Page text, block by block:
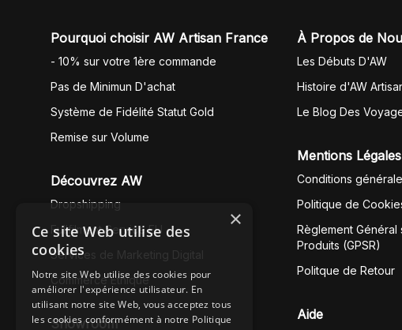
Pourquoi choisir AW Artisan France
- 10% sur votre 1ère commande
Pas de Minimun D'achat
Système de Fidélité Statut Gold
Remise sur Volume
Découvrez AW
Dropshipping
Fullfilment Service EU
Services de Marketing Digital
Commerce Éthique
Showroom
À Propos de
Les Débuts D'AW
Histoire d'AW
Le Blog Des
Mentions Légales
Conditions
Politique de
Règlement Général
Produits (GPSR)
Politque de Retour
Aide
×
Ce site Web utilise des
cookies
Notre site Web utilise des cookies pour
améliorer l'expérience utilisateur. En
utilisant notre site Web, vous acceptez tous
les cookies conformément à notre Politique